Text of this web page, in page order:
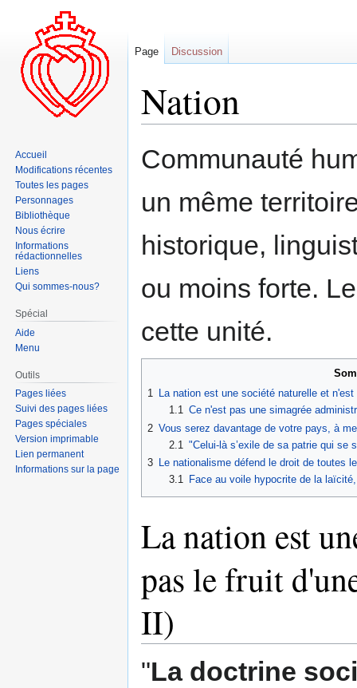
Nation
à
navigation
à
recherche
Communauté
un même
historique,
ou moins forte.
cette unité.
1 La nation est une société naturelle et
1.1 Ce n'est pas une simagrée
2 Vous serez davantage de votre pays, à
2.1
"Celui-là s’exile de sa patrie qui se
3 Le nationalisme défend le droit de toutes
3.1
Face au voile hypocrite de la
La nation est
pas le fruit
II)
"La doctrine
Page Discussion
Accueil
Modifications récentes
Toutes les pages
Personnages
Bibliothèque
Nous écrire
Informations
rédactionnelles
Liens
Qui sommes-nous?
Spécial
Aide
Menu
Outils
Pages liées
Suivi des pages liées
Pages spéciales
Version imprimable
Lien permanent
Informations sur la page